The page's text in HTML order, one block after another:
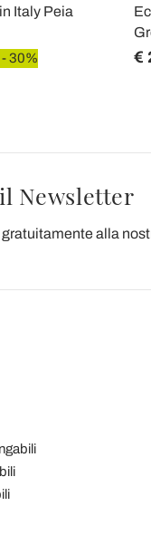
Italy Peia
- 30% €
Newsletter
alla